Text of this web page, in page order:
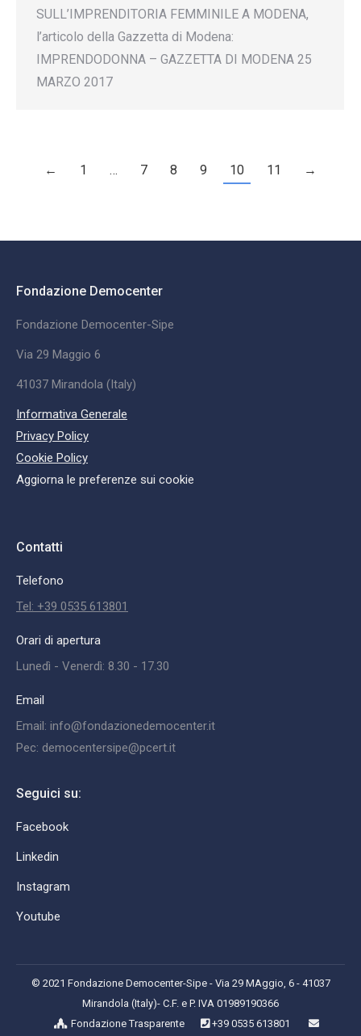
SULL’IMPRENDITORIA FEMMINILE A MODENA,
l’articolo della Gazzetta di Modena:
IMPRENDODONNA – GAZZETTA DI MODENA 25
MARZO 2017
← 1 … 7 8 9 10 11 →
Fondazione Democenter
Fondazione Democenter-Sipe
Via 29 Maggio 6
41037 Mirandola (Italy)
Informativa Generale
Privacy Policy
Cookie Policy
Aggiorna le preferenze sui cookie
Contatti
Telefono
Tel: +39 0535 613801
Orari di apertura
Lunedì - Venerdì: 8.30 - 17.30
Email
Email: info@fondazionedemocenter.it
Pec: democentersipe@pcert.it
Seguici su:
Facebook
Linkedin
Instagram
Youtube
© 2021 Fondazione Democenter-Sipe - Via 29 MAggio, 6 - 41037
Mirandola (Italy)- C.F. e P. IVA 01989190366
Fondazione Trasparente
+39 0535 613801